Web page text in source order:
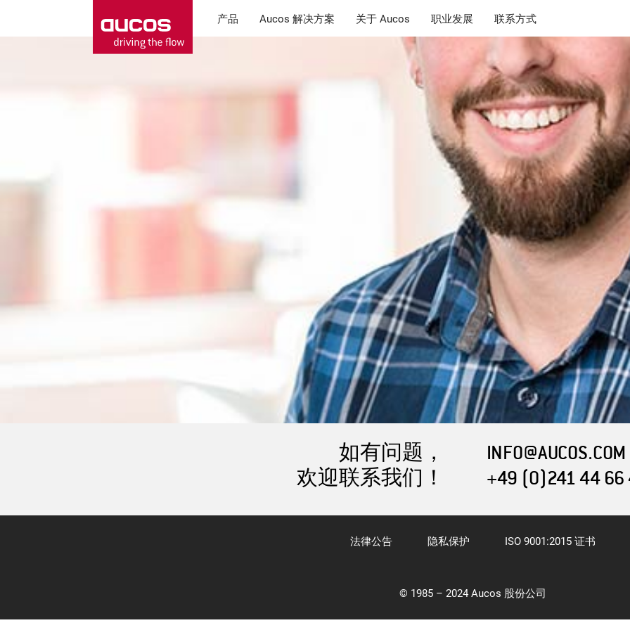
产品 Aucos 解决方案 关于 Aucos 职业发展 联系方式
如有问题，
欢迎联系我们！
INFO@AUCOS.COM
+49 (0)241 44 66
法律公告 隐私保护 ISO 9001:2015 证书
© 1985 – 2024 Aucos 股份公司